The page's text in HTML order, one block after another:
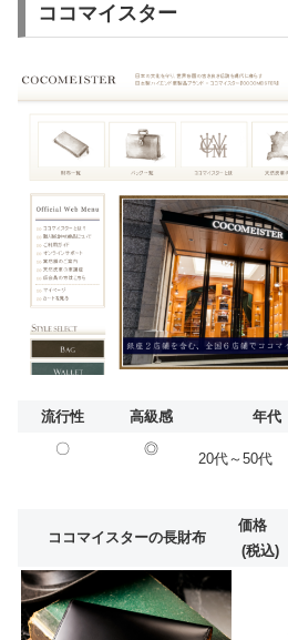
ココマイスター
流行性 高級感 年代
〇
◎
20代～50代
ココマイスターの長財布
価格
(税込)